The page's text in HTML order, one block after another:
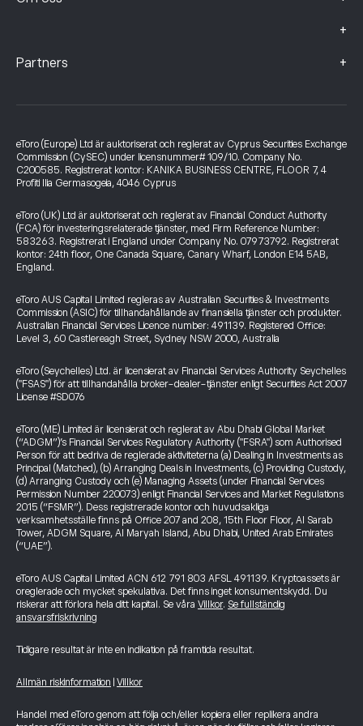
+
Partners +
eToro (Europe) Ltd är auktoriserat och reglerat av Cyprus Securities Exchange
Commission (CySEC) under licensnummer# 109/10. Company No.
C200585. Registrerat kontor: KANIKA BUSINESS CENTRE, FLOOR 7, 4
Profiti Ilia Germasogeia, 4046 Cyprus
eToro (UK) Ltd är auktoriserat och reglerat av Financial Conduct Authority
(FCA) för investeringsrelaterade tjänster, med Firm Reference Number:
583263. Registrerat i England under Company No. 07973792. Registrerat
kontor: 24th floor, One Canada Square, Canary Wharf, London E14 5AB,
England.
eToro AUS Capital Limited regleras av Australian Securities & Investments
Commission (ASIC) för tillhandahållande av finansiella tjänster och produkter.
Australian Financial Services Licence number: 491139. Registered Office:
Level 3, 60 Castlereagh Street, Sydney NSW 2000, Australia
eToro (Seychelles) Ltd. är licensierat av Financial Services Authority Seychelles
("FSAS") för att tillhandahålla broker-dealer-tjänster enligt Securities Act 2007
License #SD076
eToro (ME) Limited är licensierat och reglerat av Abu Dhabi Global Market
(“ADGM”)’s Financial Services Regulatory Authority ("FSRA") som Authorised
Person för att bedriva de reglerade aktiviteterna (a) Dealing in Investments as
Principal (Matched), (b) Arranging Deals in Investments, (c) Providing Custody,
(d) Arranging Custody och (e) Managing Assets (under Financial Services
Permission Number 220073) enligt Financial Services and Market Regulations
2015 (“FSMR”). Dess registrerade kontor och huvudsakliga
verksamhetsställe finns på Office 207 and 208, 15th Floor Floor, Al Sarab
Tower, ADGM Square, Al Maryah Island, Abu Dhabi, United Arab Emirates
(“UAE”).
eToro AUS Capital Limited ACN 612 791 803 AFSL 491139. Kryptoassets är
oreglerade och mycket spekulativa. Det finns inget konsumentskydd. Du
riskerar att förlora hela ditt kapital. Se våra Villkor. Se fullständig
ansvarsfriskrivning
Tidigare resultat är inte en indikation på framtida resultat.
Allmän riskinformation Villkor
Handel med eToro genom att följa och/eller kopiera eller replikera andra